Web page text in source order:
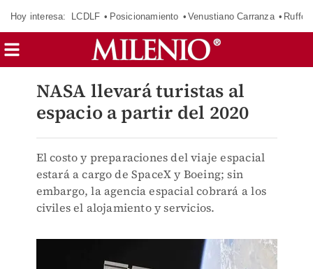
Hoy interesa: LCDLF Posicionamiento Venustiano Carranza Ruffo
NASA llevará turistas al
espacio a partir del 2020
El costo y preparaciones del viaje espacial
estará a cargo de SpaceX y Boeing; sin
embargo, la agencia espacial cobrará a los
civiles el alojamiento y servicios.